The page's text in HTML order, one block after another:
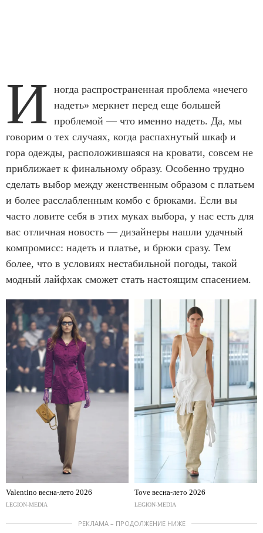
И ногда распространенная проблема «нечего
надеть» меркнет перед еще большей
проблемой — что именно надеть. Да, мы
говорим о тех случаях, когда распахнутый шкаф и
гора одежды, расположившаяся на кровати, совсем не
приближает к финальному образу. Особенно трудно
сделать выбор между женственным образом с платьем
и более расслабленным комбо с брюками. Если вы
часто ловите себя в этих муках выбора, у нас есть для
вас отличная новость — дизайнеры нашли удачный
компромисс: надеть и платье, и брюки сразу. Тем
более, что в условиях нестабильной погоды, такой
модный лайфхак сможет стать настоящим спасением.
Valentino весна-лето 2026
LEGION-MEDIA
Tove весна-лето 2026
LEGION-MEDIA
РЕКЛАМА – ПРОДОЛЖЕНИЕ НИЖЕ